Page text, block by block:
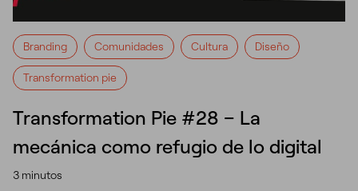
Branding Comunidades Cultura Diseño
Transformation pie
Transformation Pie #28 – La
mecánica como refugio de lo digital
3 minutos